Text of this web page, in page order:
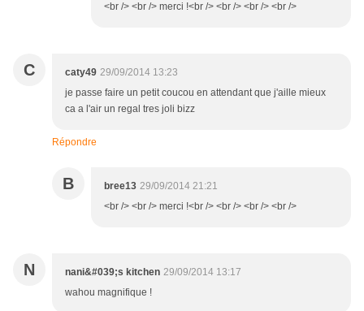
<br /> <br /> merci !<br /> <br /> <br /> <br />
C caty49 29/09/2014 13:23
je passe faire un petit coucou en attendant que j'aille mieux
ca a l'air un regal tres joli bizz
Répondre
B bree13 29/09/2014 21:21
<br /> <br /> merci !<br /> <br /> <br /> <br />
N nani&#039;s kitchen 29/09/2014 13:17
wahou magnifique !